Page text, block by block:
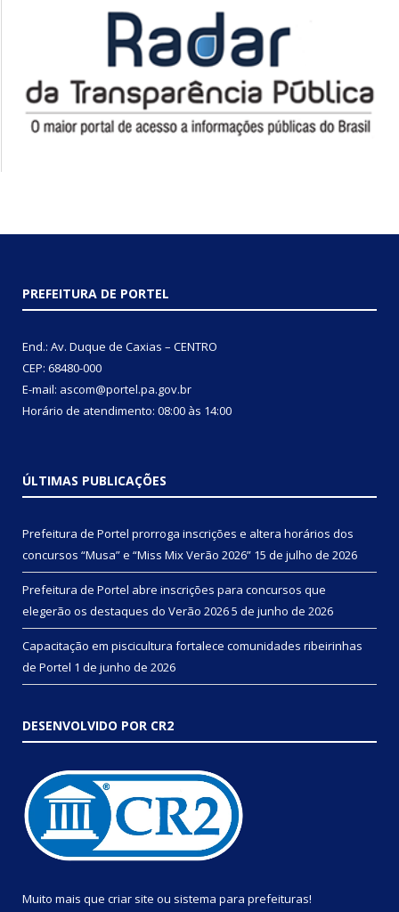
PREFEITURA DE PORTEL
End.: Av. Duque de Caxias – CENTRO
CEP: 68480-000
E-mail: ascom@portel.pa.gov.br
Horário de atendimento: 08:00 às 14:00
ÚLTIMAS PUBLICAÇÕES
Prefeitura de Portel prorroga inscrições e altera horários dos
concursos “Musa” e “Miss Mix Verão 2026” 15 de julho de 2026
Prefeitura de Portel abre inscrições para concursos que
elegerão os destaques do Verão 20265 de junho de 2026
Capacitação em piscicultura fortalece comunidades ribeirinhas
de Portel 1 de junho de 2026
DESENVOLVIDO POR CR2
Muito mais que criar site ou sistema para prefeituras!